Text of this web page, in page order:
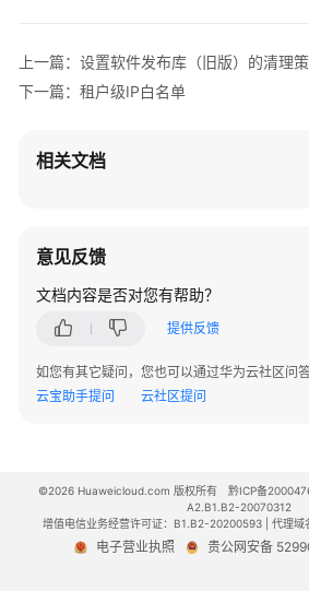
制
仓
(CodeArts
理
软
发
布
管
理
上一篇：设置软件发布库（旧版）的清理
下一篇：租户级IP白名单
相关文档
意见反馈
文档内容是否对您有帮助？
提供反馈
如您有其它疑问，您也可以通过华为云社区问
云宝助手提问
云社区提问
©2026 Huaweicloud.com 版权所有 黔ICP备
A2.B1.B2-20070312
增值电信业务经营许可证：B1.B2-20200593 | 代理域
电子营业执照 贵公网安备